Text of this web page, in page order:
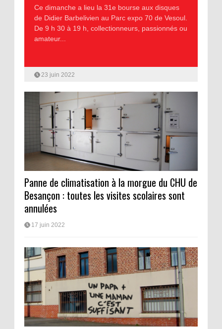
Ce dimanche a lieu la 31e bourse aux disques
de Didier Barbelivien au Parc expo 70 de Vesoul.
De 9 h 30 à 19 h, collectionneurs, passionnés ou
amateur...
23 juin 2022
Panne de climatisation à la morgue du CHU de
Besançon : toutes les visites scolaires sont
annulées
17 juin 2022